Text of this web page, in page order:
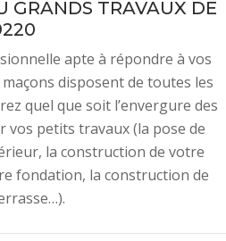
GRANDS TRAVAUX DE
apte à répondre à vos
disposent de toutes les
quel que soit l’envergure des
vos petits travaux (la pose de
la construction de votre
fondation, la construction de